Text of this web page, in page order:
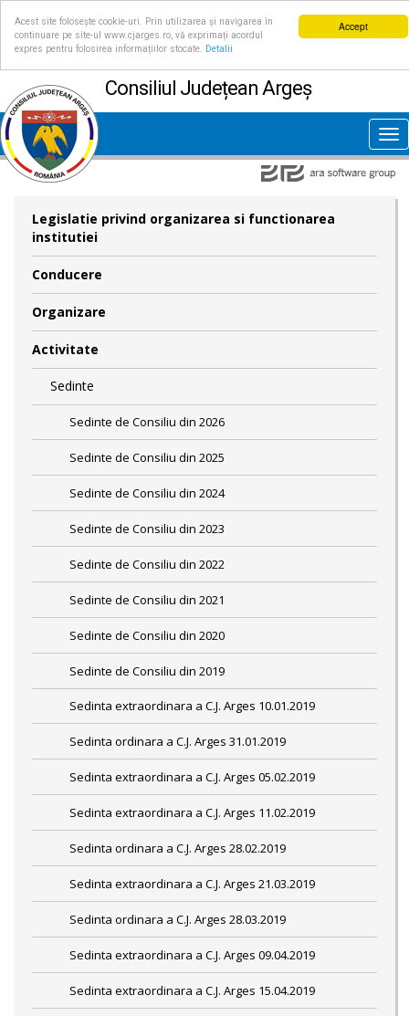
Accept
Acest site folosește cookie-uri. Prin utilizarea și navigarea în
continuare pe site-ul www.cjarges.ro, vă exprimați acordul
expres pentru folosirea informațiilor stocate.
Detalii
Consiliul Județean Argeș
Legislatie privind organizarea si functionarea
institutiei
Conducere
Organizare
Activitate
Sedinte
Sedinte de Consiliu din 2026
Sedinte de Consiliu din 2025
Sedinte de Consiliu din 2024
Sedinte de Consiliu din 2023
Sedinte de Consiliu din 2022
Sedinte de Consiliu din 2021
Sedinte de Consiliu din 2020
Sedinte de Consiliu din 2019
Sedinta extraordinara a C.J. Arges 10.01.2019
Sedinta ordinara a C.J. Arges 31.01.2019
Sedinta extraordinara a C.J. Arges 05.02.2019
Sedinta extraordinara a C.J. Arges 11.02.2019
Sedinta ordinara a C.J. Arges 28.02.2019
Sedinta extraordinara a C.J. Arges 21.03.2019
Sedinta ordinara a C.J. Arges 28.03.2019
Sedinta extraordinara a C.J. Arges 09.04.2019
Sedinta extraordinara a C.J. Arges 15.04.2019